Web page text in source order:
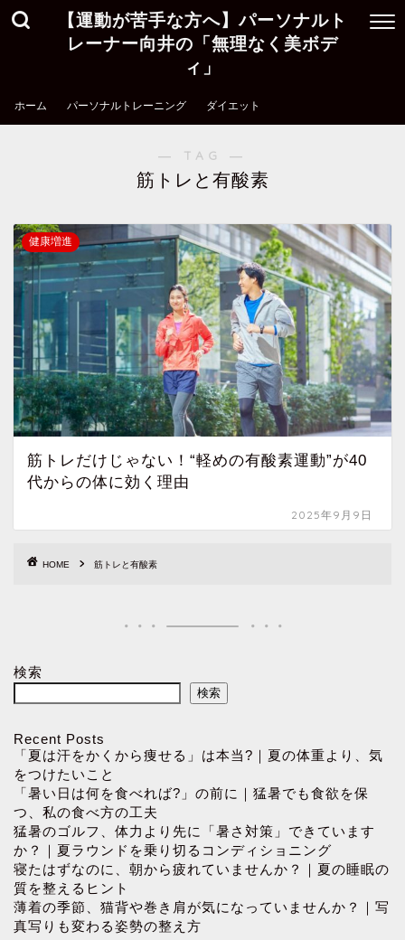
【運動が苦手な方へ】パーソナルト
レーナー向井の「無理なく美ボデ
ィ」
ホーム パーソナルトレーニング ダイエット
― TAG ―
筋トレと有酸素
健康増進
筋トレだけじゃない！“軽めの有酸素運動”が40
代からの体に効く理由
2025年9月9日
HOME 筋トレと有酸素
検索
検索
Recent Posts
「夏は汗をかくから痩せる」は本当?｜夏の体重より、気
をつけたいこと
「暑い日は何を食べれば?」の前に｜猛暑でも食欲を保
つ、私の食べ方の工夫
猛暑のゴルフ、体力より先に「暑さ対策」できています
か？｜夏ラウンドを乗り切るコンディショニング
寝たはずなのに、朝から疲れていませんか？｜夏の睡眠の
質を整えるヒント
薄着の季節、猫背や巻き肩が気になっていませんか？｜写
真写りも変わる姿勢の整え方